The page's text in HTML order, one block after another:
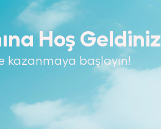
Hoş Geldiniz
kazanmaya başlayın!